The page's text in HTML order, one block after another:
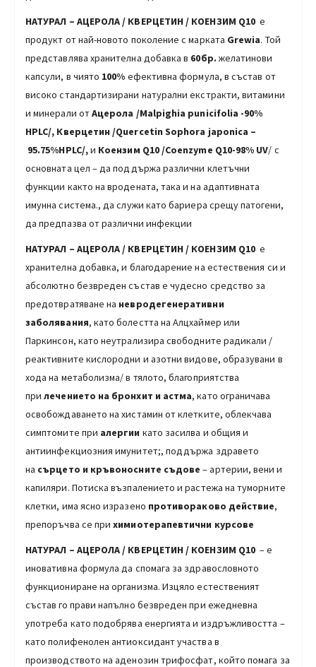
НАТУРАЛ – АЦЕРОЛА / КВЕРЦЕТИН / КОЕНЗИМ Q10 е
продукт от най-новото поколение с марката Grewia. Той
представлява хранителна добавка в 60бр. желатинови
капсули, в чиято 100% ефективна формула, в състав от
високо стандартизирани натурални екстракти, витамини
и минерали отАцерола /Malpighia punicifolia -90%
HPLC/, Квeрцетин /Quercetin Sophora japonica –
95.75%HPLC/,и Коензим Q10 /Coenzyme Q10-98% UV/ с
основната цел – да поддържа различни клетъчни
функции както на вродената, така и на адаптивната
имунна система., да служи като бариера срещу патогени,
да предпазва от различни инфекции
НАТУРАЛ – АЦЕРОЛА / КВЕРЦЕТИН / КОЕНЗИМ Q10 е
хранителна добавка, и благодарение на естествения си и
абсолютно безвреден състав е чудесно средство за
предотвратяване на невродегенеративни
заболявания, като болестта на Алцхаймер или
Паркинсон, като неутрализира свободните радикали /
реактивните кислородни и азотни видове, образувани в
хода на метаболизма/ в тялото, благоприятства
прилечението на бронхит и астма, като ограничава
освобождаването на хистамин от клетките, облекчава
симптомите при алергии като засилва и общия и
антиинфекциозния имунитет;, поддържа здравето
на сърцето и кръвоносните съдове – артерии, вени и
капиляри. Потиска възпалението и растежа на туморните
клетки, има ясно изразено противораково действие,
препоръчва се прихимиотерапевтични курсове
НАТУРАЛ – АЦЕРОЛА / КВЕРЦЕТИН / КОЕНЗИМ Q10 – е
иновативна формула да спомага за здравословното
функциониране на организма. Изцяло естественият
състав го прави напълно безвреден при ежедневна
употреба като подобрява енергията и издръжливостта –
като полифенолен антиоксидант участва в
производството на аденозин трифосфат, който помага за